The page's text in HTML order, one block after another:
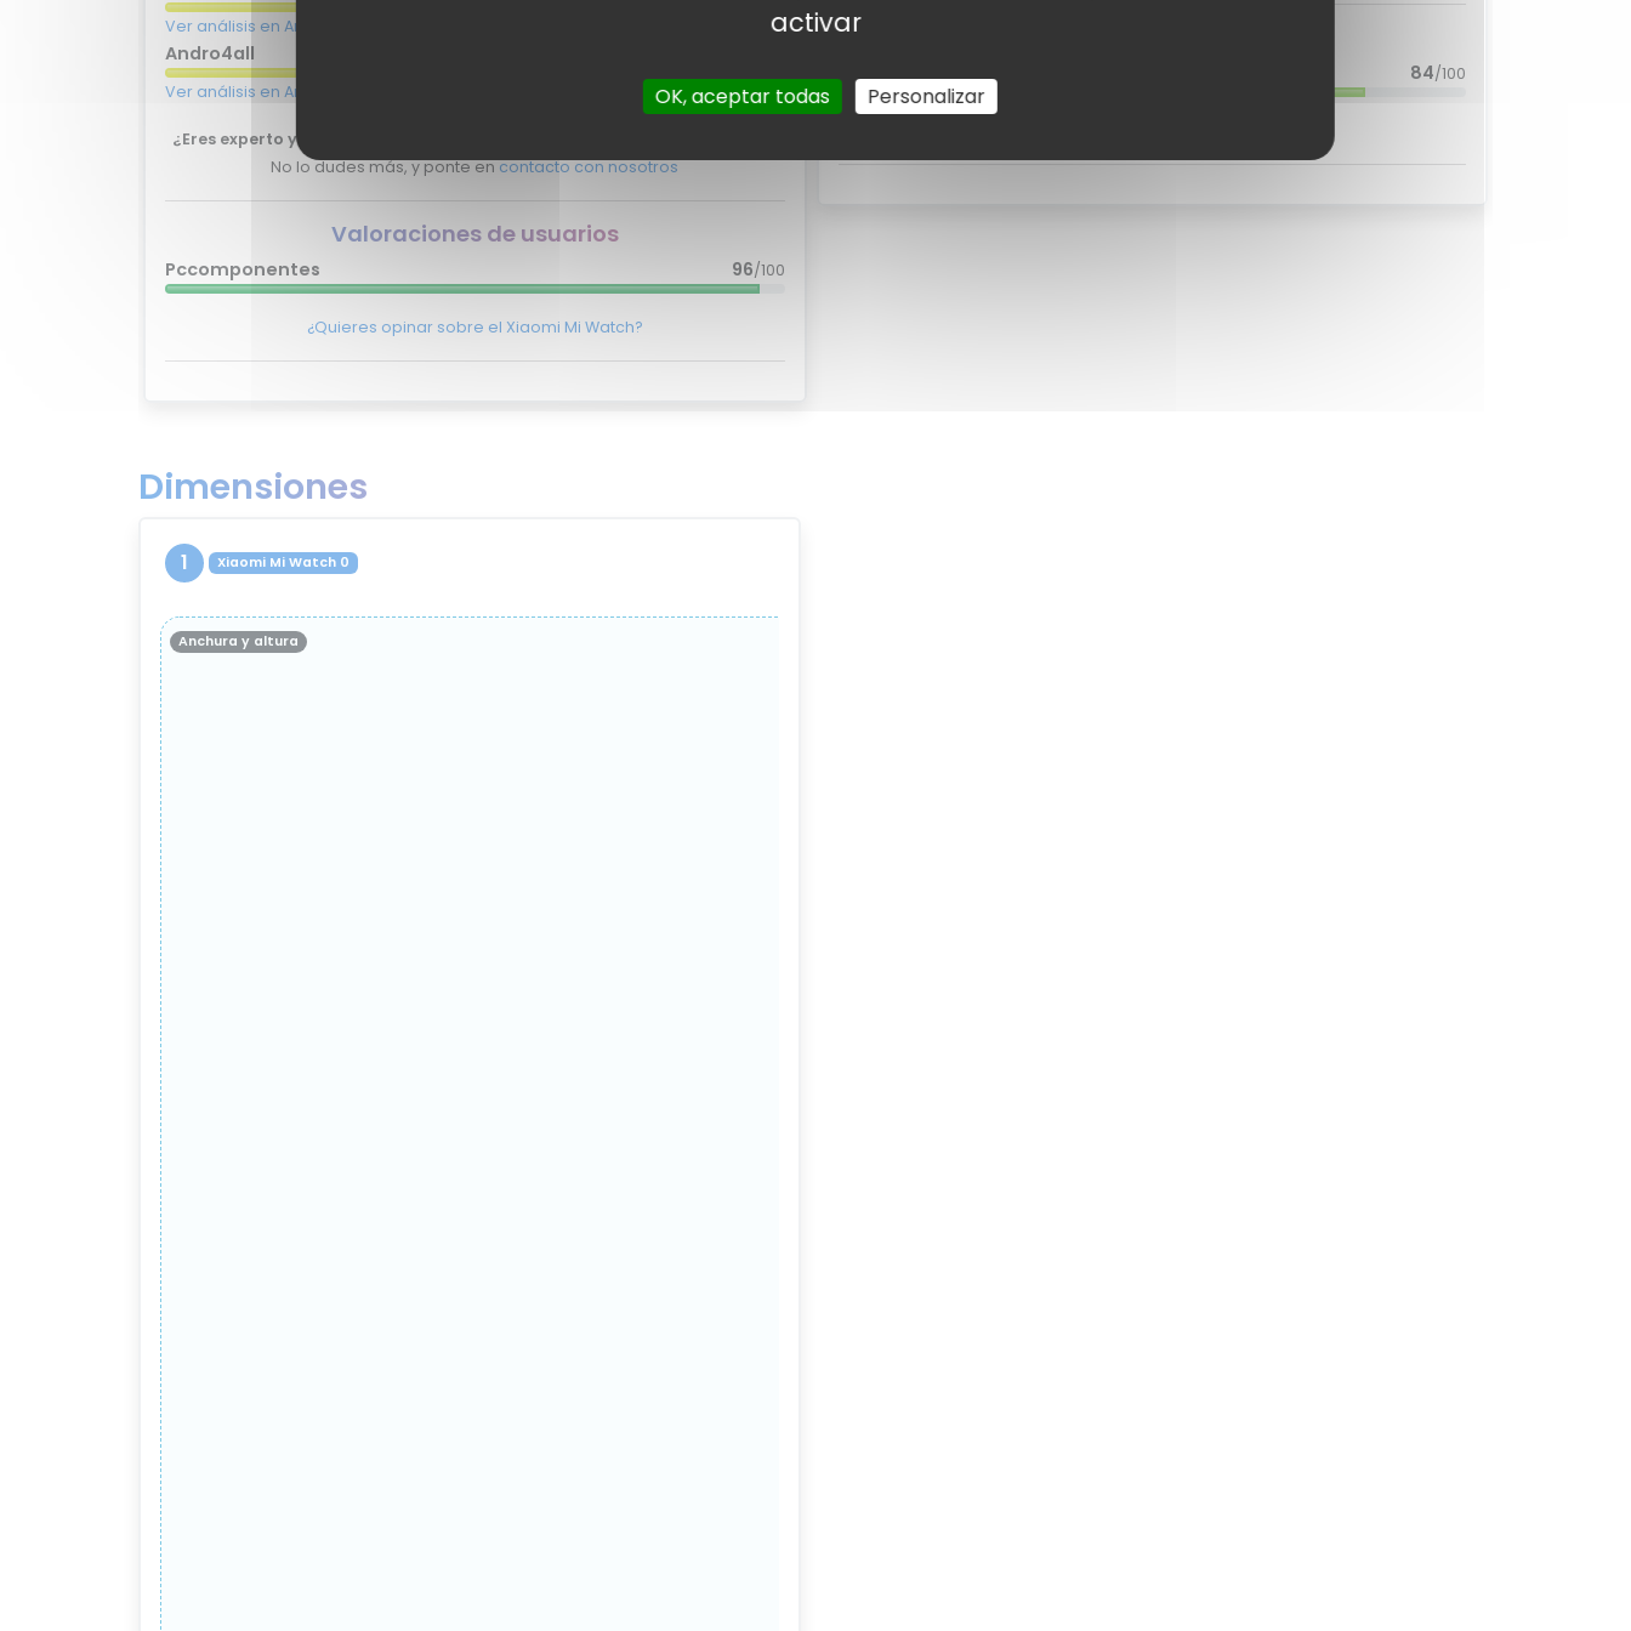
Ver análisis en Androidauthority
Andro4all
Ver análisis en Andro4all
¿Eres experto y quieres que tu review del Xiaomi Mi Watch aparezca aquí?
No lo dudes más, y ponte encontacto con nosotros
Valoraciones de usuarios
Pccomponentes 96/100
¿Quieres opinar sobre el Xiaomi Mi Watch?
Amazon 84/100
Dimensiones
1 Xiaomi Mi Watch 0
Anchura y altura
activar
OK, aceptar todas Personalizar